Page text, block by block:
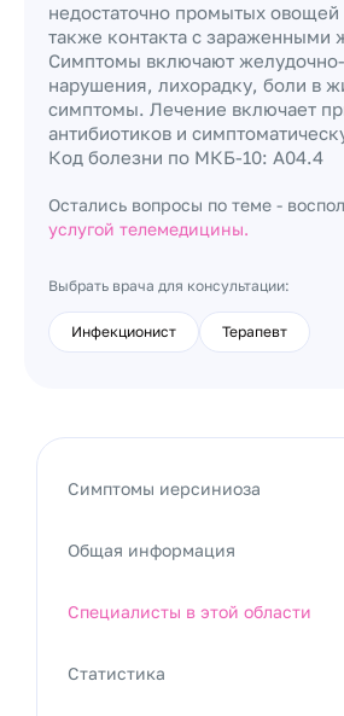
недостаточно промытых овощей
также контакта с зараженными
Симптомы включают
нарушения, лихорадку, боли в
симптомы. Лечение включает
антибиотиков и
Код болезни по МКБ-10: A04.4
Остались вопросы по теме -
услугой телемедицины.
Выбрать врача для консультации:
Инфекционист Терапевт
Симптомы иерсиниоза
Общая информация
Специалисты в этой области
Статистика